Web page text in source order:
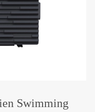
Swimming